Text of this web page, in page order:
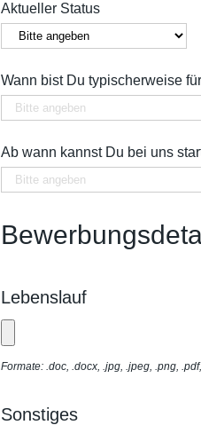
Aktueller Status
Wann bist Du typischerweise
Ab wann kannst Du bei uns
Lebenslauf
Formate: .doc, .docx, .jpg, .jpeg, .png,
Sonstiges